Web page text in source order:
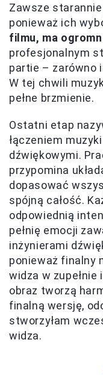
Zawsze
ponieważ ich
filmu, ma
profesjonalnym
partie – zarówno
W tej chwili
pełne brzmienie.
Ostatni etap
łączeniem
dźwiękowymi.
przypomina
dopasować
spójną całość.
odpowiednią
pełnię emocji
inżynierami
ponieważ finalny
widza w
obraz tworzą
finalną wersję,
stworzyłam
widza.